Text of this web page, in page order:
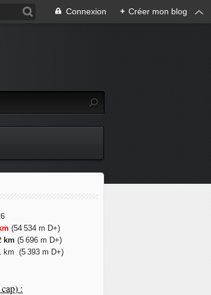
Connexion + Créer mon blog
(54 534 m D+)
km (5 696 m D+)
km (5 393 m D+)
) :